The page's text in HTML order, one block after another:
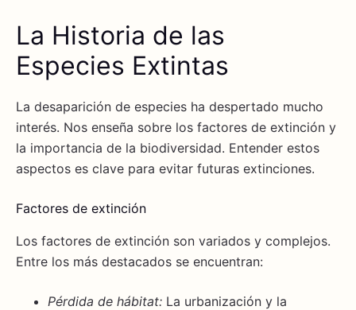
La Historia de las
Especies Extintas
La desaparición de especies ha despertado mucho
interés. Nos enseña sobre los factores de extinción y
la importancia de la biodiversidad. Entender estos
aspectos es clave para evitar futuras extinciones.
Factores de extinción
Los factores de extinción son variados y complejos.
Entre los más destacados se encuentran:
Pérdida de hábitat: La urbanización y la